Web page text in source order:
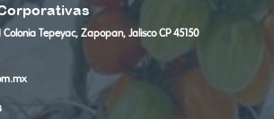
Colonia Tepeyac, Zapopan, Jalisco CP 45150